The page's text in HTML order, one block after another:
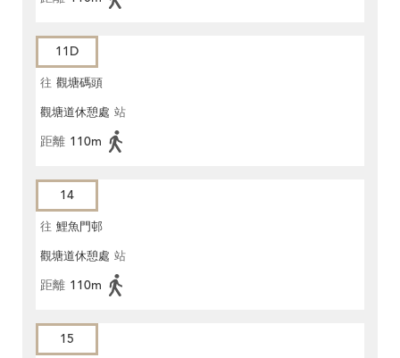
11D
往 觀塘碼頭
觀塘道休憩處 站
距離 110m
14
往 鯉魚門邨
觀塘道休憩處 站
距離 110m
15